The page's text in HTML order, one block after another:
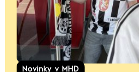
Novinky v MHD